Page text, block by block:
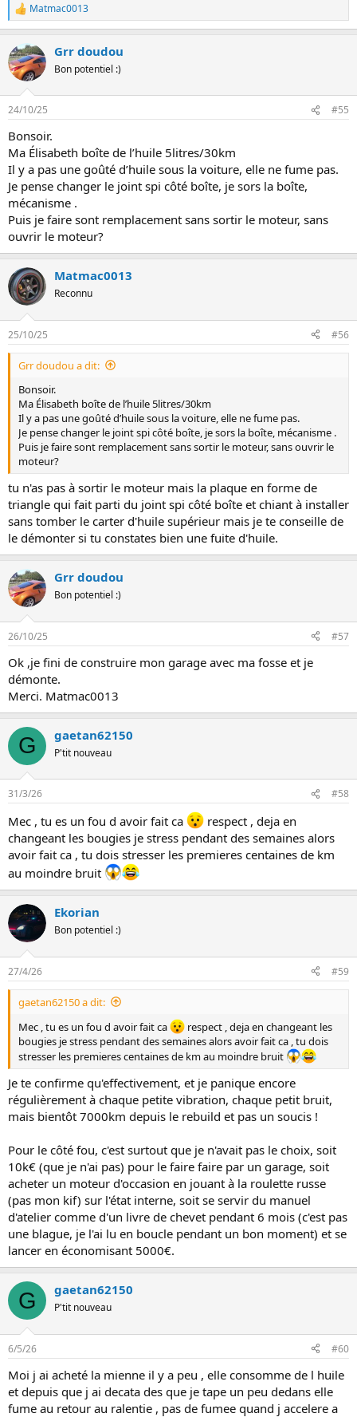
L
e
r
é
a
i
n
s
:
Matmac0013
Grr doudou
Bon potentiel :)
24/10/25 #55
Bonsoir.
Ma Élisabeth boîte de l’huile 5litres/30km
Il y a pas une goûté d’huile sous la voiture, elle ne fume pas.
Je pense changer le joint spi côté boîte, je sors la boîte,
mécanisme .
Puis je faire sont remplacement sans sortir le moteur, sans
ouvrir le moteur?
Matmac0013
Reconnu
25/10/25 #56
Grr doudou a dit:
Bonsoir.
Ma Élisabeth boîte de l’huile 5litres/30km
Il y a pas une goûté d’huile sous la voiture, elle ne fume pas.
Je pense changer le joint spi côté boîte, je sors la boîte, mécanisme .
Puis je faire sont remplacement sans sortir le moteur, sans ouvrir le
moteur?
tu n'as pas à sortir le moteur mais la plaque en forme de
triangle qui fait parti du joint spi côté boîte et chiant à installer
sans tomber le carter d'huile supérieur mais je te conseille de
le démonter si tu constates bien une fuite d'huile.
Grr doudou
Bon potentiel :)
26/10/25 #57
Ok ,je fini de construire mon garage avec ma fosse et je
démonte.
Merci. Matmac0013
G gaetan62150
P'tit nouveau
31/3/26 #58
Mec , tu es un fou d avoir fait ca
respect , deja en
changeant les bougies je stress pendant des semaines alors
avoir fait ca , tu dois stresser les premieres centaines de km
au moindre bruit
Ekorian
Bon potentiel :)
27/4/26 #59
gaetan62150 a dit:
Mec , tu es un fou d avoir fait ca
respect , deja en changeant les
bougies je stress pendant des semaines alors avoir fait ca , tu dois
stresser les premieres centaines de km au moindre bruit
Je te confirme qu'effectivement, et je panique encore
régulièrement à chaque petite vibration, chaque petit bruit,
mais bientôt 7000km depuis le rebuild et pas un soucis !
Pour le côté fou, c'est surtout que je n'avait pas le choix, soit
10k€ (que je n'ai pas) pour le faire faire par un garage, soit
acheter un moteur d'occasion en jouant à la roulette russe
(pas mon kif) sur l'état interne, soit se servir du manuel
d'atelier comme d'un livre de chevet pendant 6 mois (c'est pas
une blague, je l'ai lu en boucle pendant un bon moment) et se
lancer en économisant 5000€.
G gaetan62150
P'tit nouveau
6/5/26 #60
Moi j ai acheté la mienne il y a peu , elle consomme de l huile
et depuis que j ai decata des que je tape un peu dedans elle
fume au retour au ralentie , pas de fumee quand j accelere a